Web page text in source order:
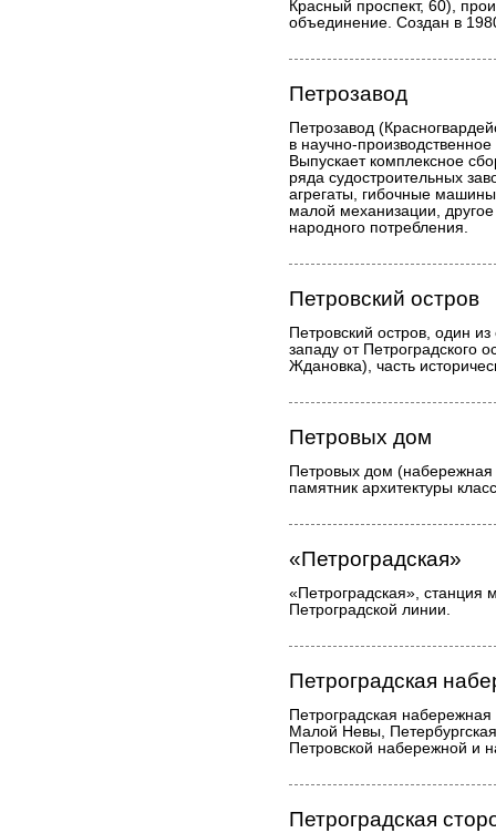
Красный проспект, 60),
объединение. Создан в
Петрозавод
Петрозавод
в научно-
Выпускает комплексное
ряда судостроительных
агрегаты, гибочные
малой механизации,
народного потребления.
Петровский остров
Петровский остров, один
западу от Петроградского
Ждановка), часть
Петровых дом
Петровых дом
памятник архитектуры
«Петроградская»
«Петроградская», станция
Петроградской линии.
Петроградская
Петроградская
Малой Невы,
Петровской набережной и
Петроградская